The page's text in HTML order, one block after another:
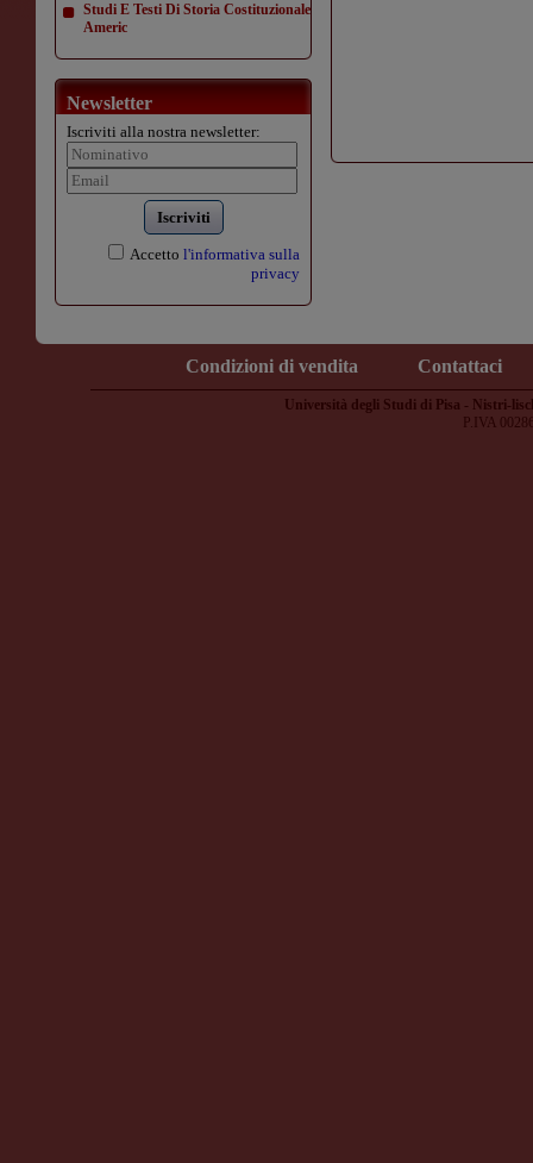
Studi E Testi Di Storia Costituzionale
Americ
Newsletter
Iscriviti alla nostra newsletter:
Iscriviti
Accetto l'informativa sulla
privacy
Condizioni di vendita Contattaci
Università degli Studi di Pisa - Nistri-
P.IVA